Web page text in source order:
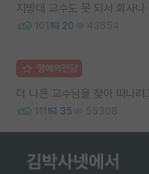
지방대 교수도 못 되서 회사
101 20 43654
명예의전당
더 나은 교수님을 찾아 떠나려
111 35 55308